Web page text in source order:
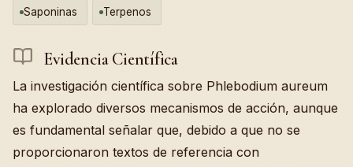
Saponinas Terpenos
Evidencia Científica
La investigación científica sobre Phlebodium aureum
ha explorado diversos mecanismos de acción, aunque
es fundamental señalar que, debido a que no se
proporcionaron textos de referencia con